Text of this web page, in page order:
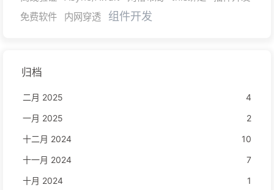
免费软件
内网穿透 组件开发
归档
二月 2025
4
一月 2025
2
十二月 2024
10
十一月 2024
7
十月 2024
1